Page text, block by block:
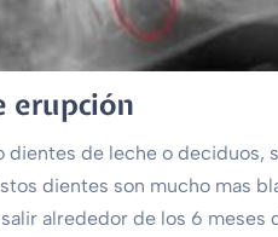
erupción
de leche o deciduos,
dientes son mucho mas
alrededor de los 6 meses